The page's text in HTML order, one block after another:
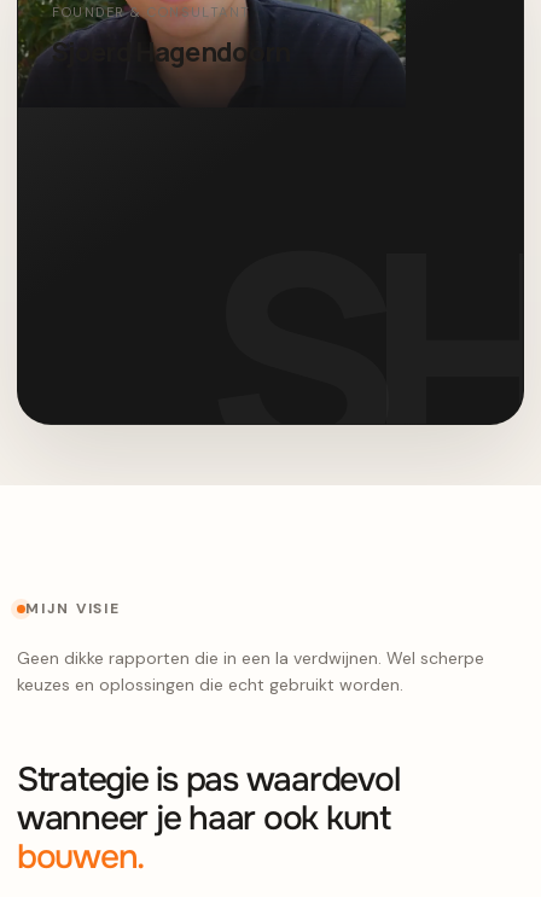
FOUNDER & CONSULTANT
Sjoerd Hagendoorn
MIJN VISIE
Geen dikke rapporten die in een la verdwijnen. Wel scherpe
keuzes en oplossingen die echt gebruikt worden.
Strategie is pas waardevol
wanneer je haar ook kunt
bouwen.